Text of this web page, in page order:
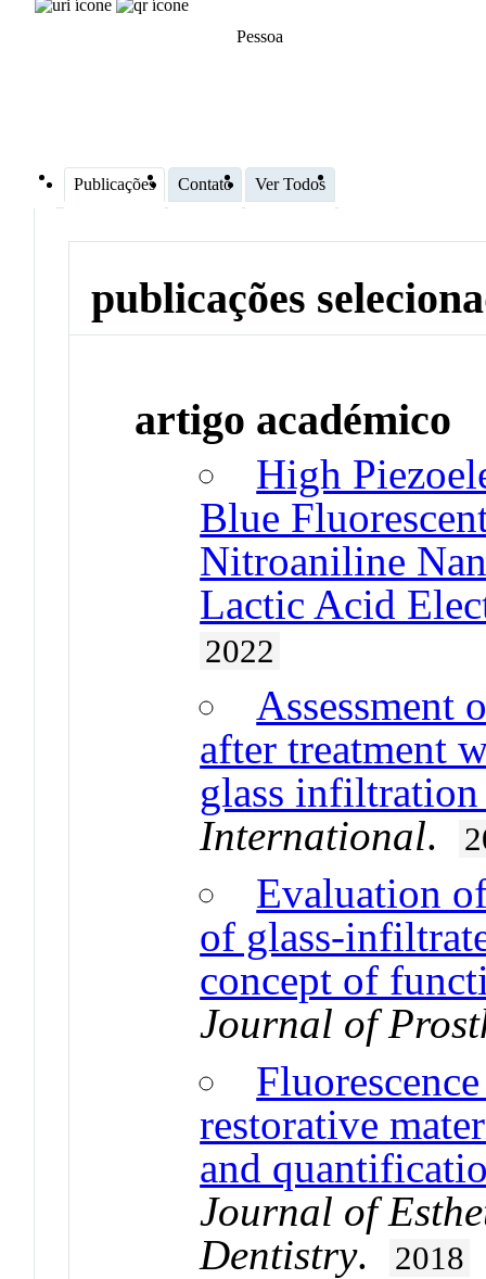
Pessoa
Publicações Contato Ver Todos
publicações
artigo académico
High
Blue
Nitroaniline
Lactic Acid
2022
Assessment
after treatment
glass
International.
Evaluation
of glass-
concept of
Journal of
restorative
and
Journal of
Dentistry. 2018